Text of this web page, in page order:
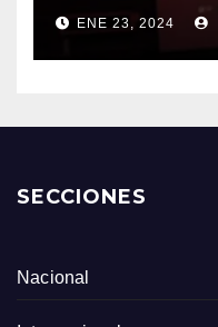
ENE 23, 2024
SECCIONES
Nacional